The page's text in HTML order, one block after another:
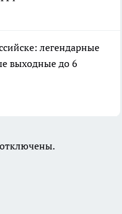
легендарные
выходные до 6